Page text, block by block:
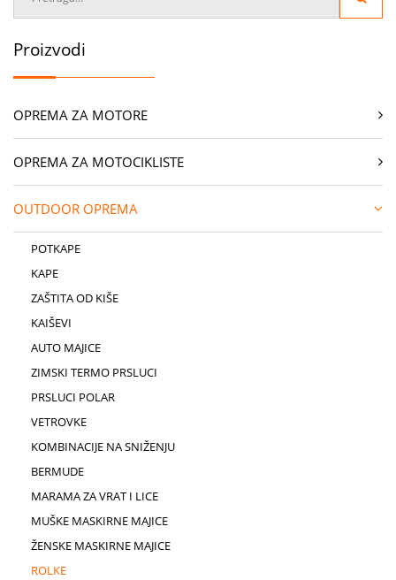
Proizvodi
OPREMA ZA MOTORE
OPREMA ZA MOTOCIKLISTE
OUTDOOR OPREMA
POTKAPE
KAPE
ZAŠTITA OD KIŠE
KAIŠEVI
AUTO MAJICE
ZIMSKI TERMO PRSLUCI
PRSLUCI POLAR
VETROVKE
KOMBINACIJE NA SNIŽENJU
BERMUDE
MARAMA ZA VRAT I LICE
MUŠKE MASKIRNE MAJICE
ŽENSKE MASKIRNE MAJICE
ROLKE